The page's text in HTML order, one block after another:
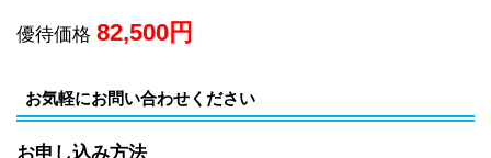
優待価格 82,500円
お気軽にお問い合わせください
お申し込み方法